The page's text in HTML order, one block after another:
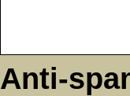
Anti-